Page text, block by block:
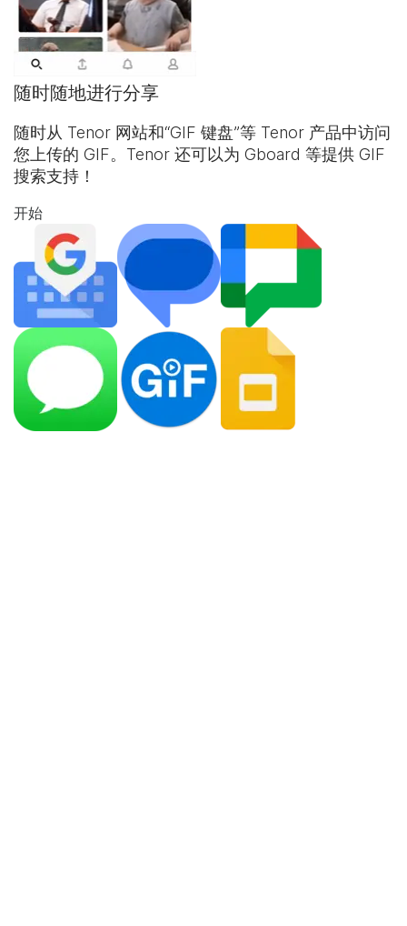
随时随地进行分享
随时从 Tenor 网站和“GIF 键盘”等 Tenor 产品中访问
您上传的 GIF。Tenor 还可以为 Gboard 等提供 GIF
搜索支持！
开始